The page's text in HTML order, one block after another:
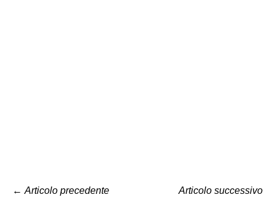
← Articolo precedente
Articolo successivo